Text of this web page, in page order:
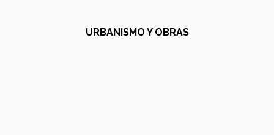
URBANISMO Y OBRAS